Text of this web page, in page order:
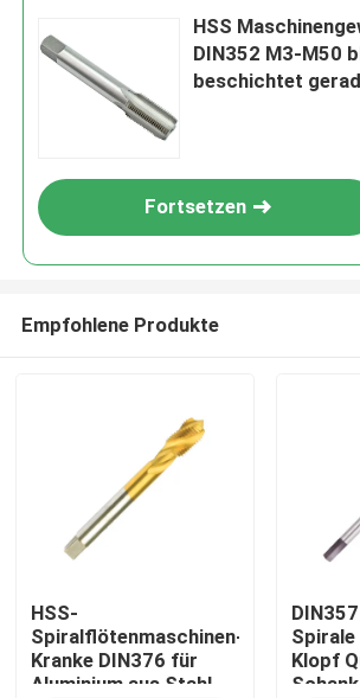
Haus
HSS
DIN352 M3-M50
beschichtet
Fortsetzen
Empfohlene Produkte
HSS-
Spiralflötenmaschinen-
Kranke DIN376 für
Aluminium aus Stahl
Klopf
Schank